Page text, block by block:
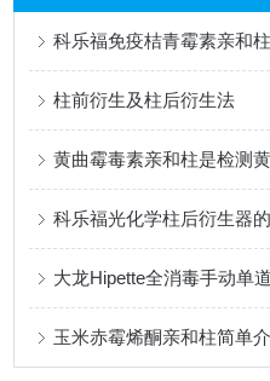
科乐福免疫桔青霉素亲和
柱前衍生及柱后衍生法
黄曲霉毒素亲和柱是检测
科乐福光化学柱后衍生器
大龙Hipette全消毒手动单
玉米赤霉烯酮亲和柱简单